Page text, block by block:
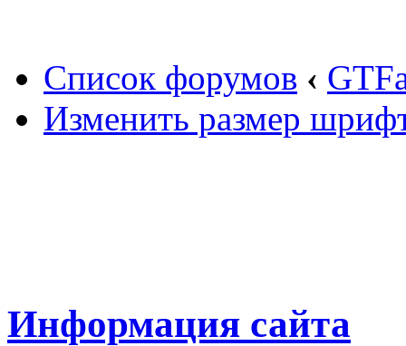
Список форумов ‹
Изменить размер
Информация сайта